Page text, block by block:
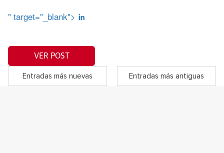
" target="_blank">
VER POST
Entradas más nuevas Entradas más antiguas